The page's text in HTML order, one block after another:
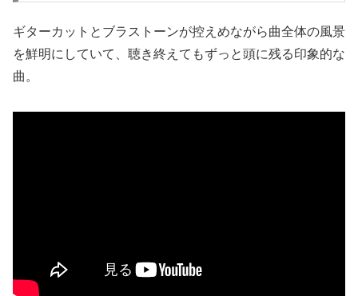
ギターカットとブラストーンが控えめながら曲全体の風景
を鮮明にしていて、聴き終えてもずっと頭に残る印象的な
曲。